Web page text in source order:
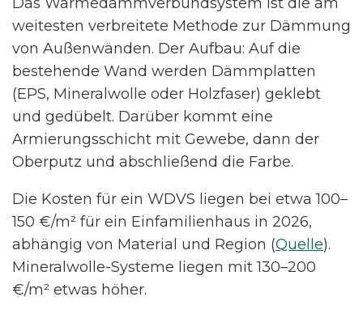
weitesten verbreitete Methode zur Dämmung
von Außenwänden. Der Aufbau: Auf die
bestehende Wand werden Dämmplatten
(EPS, Mineralwolle oder Holzfaser) geklebt
und gedübelt. Darüber kommt eine
Armierungsschicht mit Gewebe, dann der
Oberputz und abschließend die Farbe.
Die Kosten für ein WDVS liegen bei etwa 100–
150 €/m² für ein Einfamilienhaus in 2026,
abhängig von Material und Region (Quelle).
Mineralwolle-Systeme liegen mit 130–200
€/m² etwas höher.